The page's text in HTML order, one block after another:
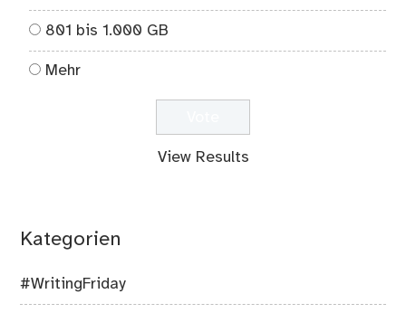
801 bis 1.000 GB
Mehr
View Results
Kategorien
#WritingFriday